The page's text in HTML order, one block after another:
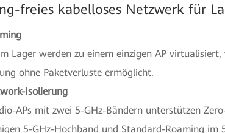
freies kabelloses Netzwerk für
Lager werden zu einem einzigen AP virtualisiert,
ohne Paketverluste ermöglicht.
Isolierung
APs mit zwei 5-GHz-Bändern unterstützen
5-GHz-Hochband und Standard-Roaming im